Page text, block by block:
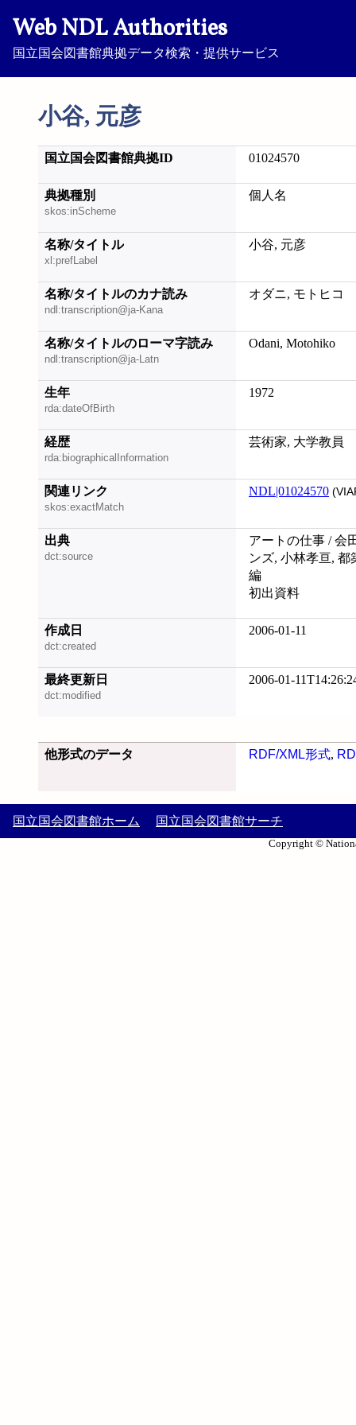
Web NDL Authorities
国立国会図書館典拠データ検索・提供サービス
小谷, 元彦
国立国会図書館典拠ID 01024570
典拠種別
skos:inScheme
個人名
名称/タイトル
xl:prefLabel
小谷, 元彦
名称/タイトルのカナ読み
ndl:transcription@ja-Kana
オダニ, モトヒコ
名称/タイトルのローマ字読み
ndl:transcription@ja-Latn
Odani, Motohiko
生年
rda:dateOfBirth
1972
経歴
rda:biographicalInformation
芸術家, 大学教員
関連リンク
skos:exactMatch
NDL|01024570
出典
dct:source
アートの仕事 / 会
ンズ, 小林孝亘,
編
初出資料
作成日
dct:created
2006-01-11
最終更新日
dct:modified
2006-01-
他形式のデータ RDF/XML形式,
国立国会図書館ホーム 国立国会図書館サーチ
Copyright ©